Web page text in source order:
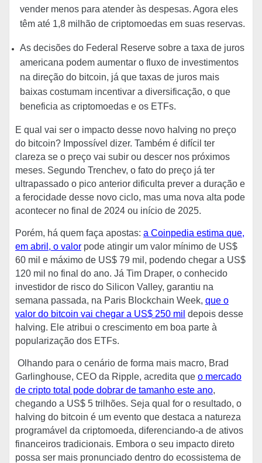
vender menos para atender às despesas. Agora eles
têm até 1,8 milhão de criptomoedas em suas reservas.
As decisões do Federal Reserve sobre a taxa de juros
americana podem aumentar o fluxo de investimentos
na direção do bitcoin, já que taxas de juros mais
baixas costumam incentivar a diversificação, o que
beneficia as criptomoedas e os ETFs.
E qual vai ser o impacto desse novo halving no preço
do bitcoin? Impossível dizer. Também é difícil ter
clareza se o preço vai subir ou descer nos próximos
meses. Segundo Trenchev, o fato do preço já ter
ultrapassado o pico anterior dificulta prever a duração e
a ferocidade desse novo ciclo, mas uma nova alta pode
acontecer no final de 2024 ou início de 2025.
Porém, há quem faça apostas: a Coinpedia estima que,
em abril, o valor pode atingir um valor mínimo de US$
60 mil e máximo de US$ 79 mil, podendo chegar a US$
120 mil no final do ano. Já Tim Draper, o conhecido
investidor de risco do Silicon Valley, garantiu na
semana passada, na Paris Blockchain Week, que o
valor do bitcoin vai chegar a US$ 250 mil depois desse
halving. Ele atribui o crescimento em boa parte à
popularização dos ETFs.
Olhando para o cenário de forma mais macro, Brad
Garlinghouse, CEO da Ripple, acredita que o mercado
de cripto total pode dobrar de tamanho este ano,
chegando a US$ 5 trilhões. Seja qual for o resultado, o
halving do bitcoin é um evento que destaca a natureza
programável da criptomoeda, diferenciando-a de ativos
financeiros tradicionais. Embora o seu impacto direto
possa ser mais pronunciado dentro do ecossistema de